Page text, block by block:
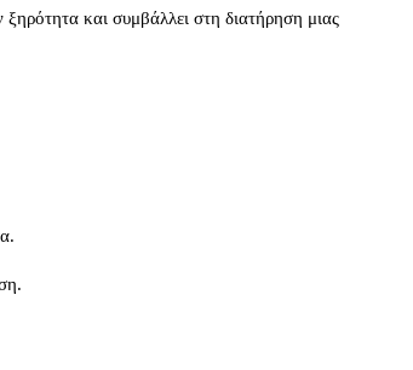
ξηρότητα και συμβάλλει στη διατήρηση μιας